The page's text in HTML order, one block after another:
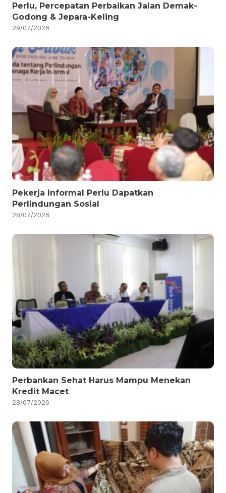
Perlu, Percepatan Perbaikan Jalan Demak-
Godong & Jepara-Keling
29/07/2026
Pekerja Informal Perlu Dapatkan
Perlindungan Sosial
28/07/2026
Perbankan Sehat Harus Mampu Menekan
Kredit Macet
28/07/2026